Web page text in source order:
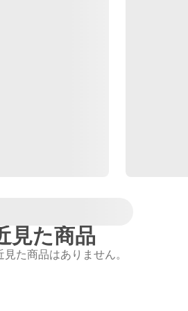
見た商品
た商品はありません。